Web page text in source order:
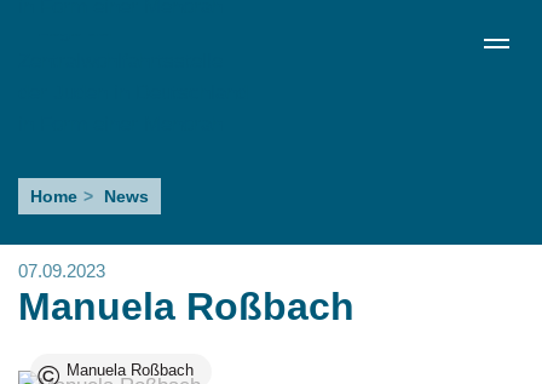
Manuela
Roßbach
Home News
07.09.2023
Manuela Roßbach
© Manuela Roßbach